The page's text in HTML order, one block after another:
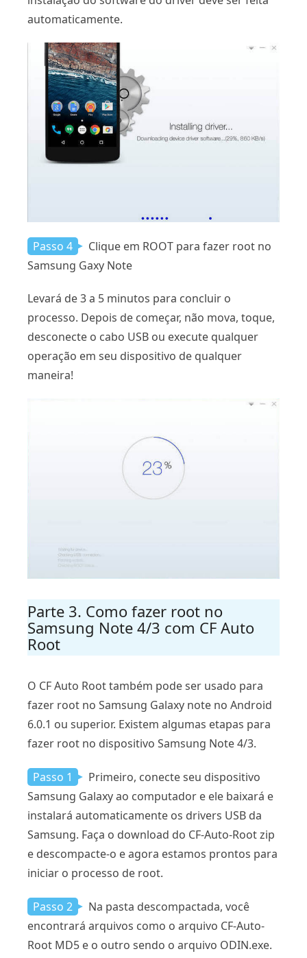
automaticamente.
Passo 4
Clique em ROOT para fazer root no
Samsung Gaxy Note
Levará de 3 a 5 minutos para concluir o
processo. Depois de começar, não mova, toque,
desconecte o cabo USB ou execute qualquer
operação em seu dispositivo de qualquer
maneira!
Parte 3. Como fazer root no
Samsung Note 4/3 com CF Auto
Root
O CF Auto Root também pode ser usado para
fazer root no Samsung Galaxy note no Android
6.0.1 ou superior. Existem algumas etapas para
fazer root no dispositivo Samsung Note 4/3.
Passo 1
Primeiro, conecte seu dispositivo
Samsung Galaxy ao computador e ele baixará e
instalará automaticamente os drivers USB da
Samsung. Faça o download do CF-Auto-Root zip
e descompacte-o e agora estamos prontos para
iniciar o processo de root.
Passo 2
Na pasta descompactada, você
encontrará arquivos como o arquivo CF-Auto-
Root MD5 e o outro sendo o arquivo ODIN.exe.